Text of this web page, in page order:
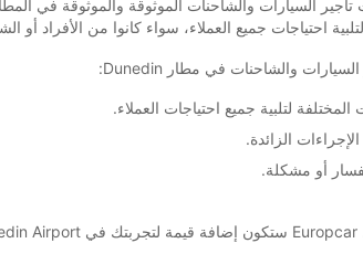
احتياجات جميع العملاء، سواء كانوا من الأفراد أو
لتلبية جميع احتياجات العملاء.
الزائدة.
أو مشكلة.